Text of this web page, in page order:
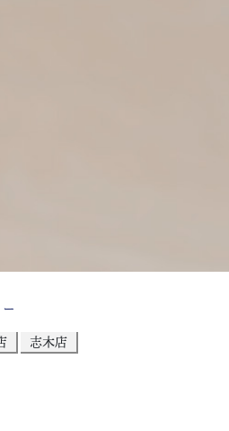
志木店